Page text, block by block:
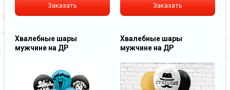
Заказать Заказать
Хвалебные шары
мужчине на ДР
Хвалебные шары
мужчине на ДР